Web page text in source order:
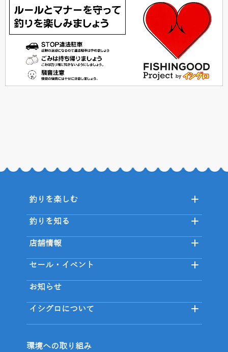
釣りを楽しむ
釣りを知る
店舗情報
セール・イベント
お知らせ
イシグロについて
環境への取り組み